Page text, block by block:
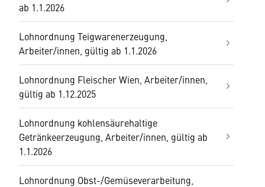
ab 1.1.2026
Lohnordnung Teigwarenerzeugung,
Arbeiter/innen, gültig ab 1.1.2026
Lohnordnung Fleischer Wien, Arbeiter/innen,
gültig ab 1.12.2025
Lohnordnung kohlensäurehaltige
Getränkeerzeugung, Arbeiter/innen, gültig ab
1.1.2026
Lohnordnung Obst-/Gemüseverarbeitung,